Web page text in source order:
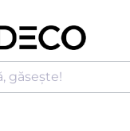
găsește!